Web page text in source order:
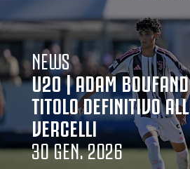
NEWS
U20 | ADAM
TITOLO DEFINITIVO
VERCELLI
30 GEN. 2026